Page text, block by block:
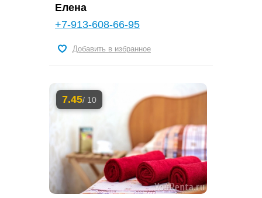
Елена
+7-913-608-66-95
Добавить в избранное
7.45/ 10